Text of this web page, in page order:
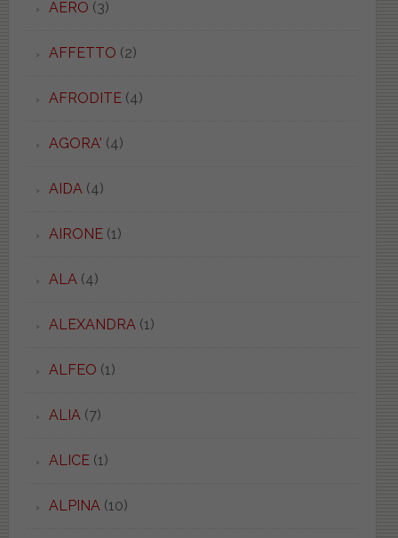
AERO (3)
AFFETTO (2)
AFRODITE(4)
AGORA' (4)
AIDA (4)
AIRONE(1)
ALA (4)
ALEXANDRA (1)
ALFEO (1)
ALIA (7)
ALICE(1)
ALPINA (10)